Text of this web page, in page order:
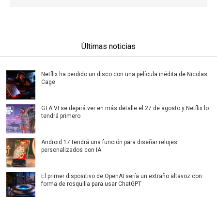
Últimas noticias
Netflix ha perdido un disco con una película inédita de Nicolas
Cage
GTA VI se dejará ver en más detalle el 27 de agosto y Netflix lo
tendrá primero
Android 17 tendrá una función para diseñar relojes
personalizados con IA
El primer dispositivo de OpenAI sería un extraño altavoz con
forma de rosquilla para usar ChatGPT